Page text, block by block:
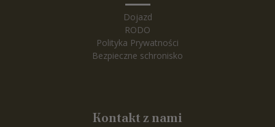
Dojazd
RODO
Polityka Prywatności
Bezpieczne schronisko
Kontakt z nami